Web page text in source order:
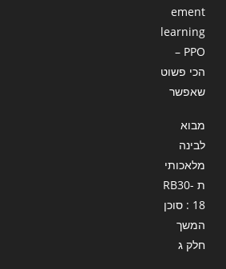
ement
learning
– PPO
הכי פשוט
שאפשר
מבוא
לבינה
מלאכותי
ת RB30-
18 : סוכן
המשך
חלק ג